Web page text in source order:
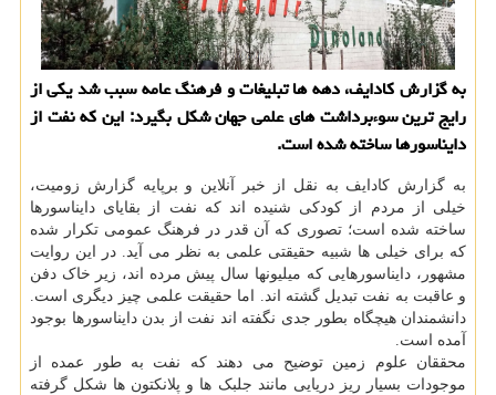
به گزارش کادایف، دهه ها تبلیغات و فرهنگ عامه سبب شد یکی از
رایج ترین سوءبرداشت های علمی جهان شکل بگیرد: این که نفت از
دایناسورها ساخته شده است.
به گزارش کادایف به نقل از خبر آنلاین و برپایه گزارش زومیت،
خیلی از مردم از کودکی شنیده اند که نفت از بقایای دایناسورها
ساخته شده است؛ تصوری که آن قدر در فرهنگ عمومی تکرار شده
که برای خیلی ها شبیه حقیقتی علمی به نظر می آید. در این روایت
مشهور، دایناسورهایی که میلیونها سال پیش مرده اند، زیر خاک دفن
و عاقبت به نفت تبدیل گشته اند. اما حقیقت علمی چیز دیگری است.
دانشمندان هیچگاه بطور جدی نگفته اند نفت از بدن دایناسورها بوجود
آمده است.
محققان علوم زمین توضیح می دهند که نفت به طور عمده از
موجودات بسیار ریز دریایی مانند جلبک ها و پلانکتون ها شکل گرفته